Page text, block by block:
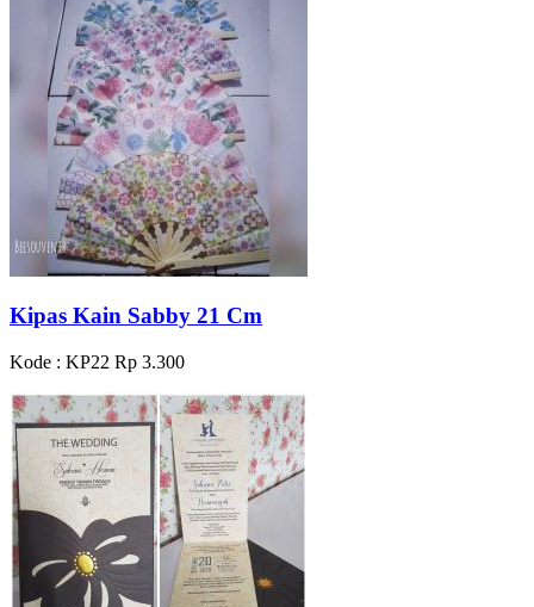
Kipas Kain Sabby 21 Cm
Kode : KP22 Rp 3.300